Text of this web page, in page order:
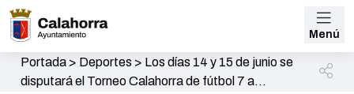
Menú
Portada> Deportes > Los días 14 y 15 de junio se
disputará el Torneo Calahorra de fútbol 7 a